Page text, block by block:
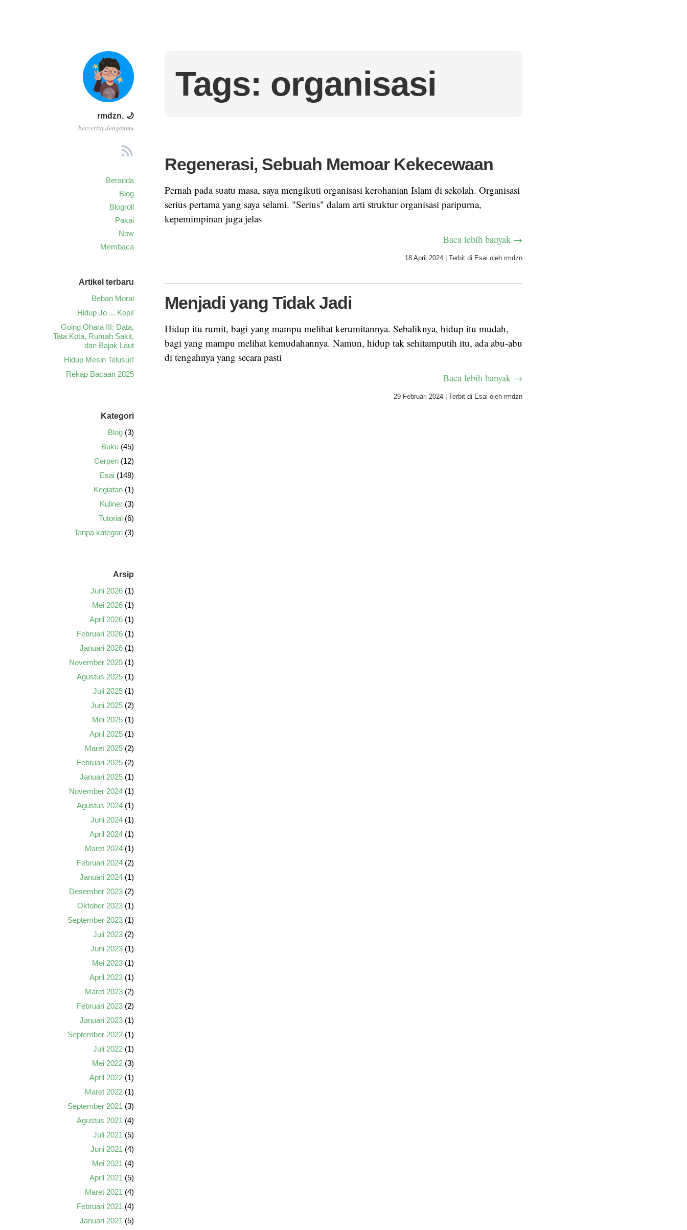
rmdzn. 🌙
bercerita denganmu
Beranda
Blog
Blogroll
Pakai
Now
Membaca
Tags: organisasi
Regenerasi, Sebuah Memoar Kekecewaan
Pernah pada suatu masa, saya mengikuti organisasi kerohanian Islam di sekolah. Organisasi
serius pertama yang saya selami. "Serius" dalam arti struktur organisasi paripurna,
kepemimpinan juga jelas
Baca lebih banyak →
18 April 2024 Terbit di Esai oleh rmdzn
Menjadi yang Tidak Jadi
Hidup itu rumit, bagi yang mampu melihat kerumitannya. Sebaliknya, hidup itu mudah,
bagi yang mampu melihat kemudahannya. Namun, hidup tak sehitamputih itu, ada abu-abu
di tengahnya yang secara pasti
Baca lebih banyak →
29 Februari 2024 Terbit di Esai oleh rmdzn
Artikel terbaru
Beban Moral
Hidup Jo ... Kopi!
Going Ohara III: Data,
Tata Kota, Rumah Sakit,
dan Bajak Laut
Hidup Mesin Telusur!
Rekap Bacaan 2025
Kategori
Blog (3)
Buku (45)
Cerpen (12)
Esai (148)
Kegiatan (1)
Kuliner (3)
Tutorial (6)
Tanpa kategori (3)
Arsip
Juni 2026 (1)
Mei 2026 (1)
April 2026 (1)
Februari 2026 (1)
Januari 2026 (1)
November 2025 (1)
Agustus 2025 (1)
Juli 2025 (1)
Juni 2025 (2)
Mei 2025 (1)
April 2025 (1)
Maret 2025 (2)
Februari 2025 (2)
Januari 2025 (1)
November 2024 (1)
Agustus 2024 (1)
Juni 2024 (1)
April 2024 (1)
Maret 2024 (1)
Februari 2024 (2)
Januari 2024 (1)
Desember 2023 (2)
Oktober 2023 (1)
September 2023 (1)
Juli 2023 (2)
Juni 2023 (1)
Mei 2023 (1)
April 2023 (1)
Maret 2023 (2)
Februari 2023 (2)
Januari 2023 (1)
September 2022 (1)
Juli 2022 (1)
Mei 2022 (3)
April 2022 (1)
Maret 2022 (1)
September 2021 (3)
Agustus 2021 (4)
Juli 2021 (5)
Juni 2021 (4)
Mei 2021 (4)
April 2021 (5)
Maret 2021 (4)
Februari 2021 (4)
Januari 2021 (5)